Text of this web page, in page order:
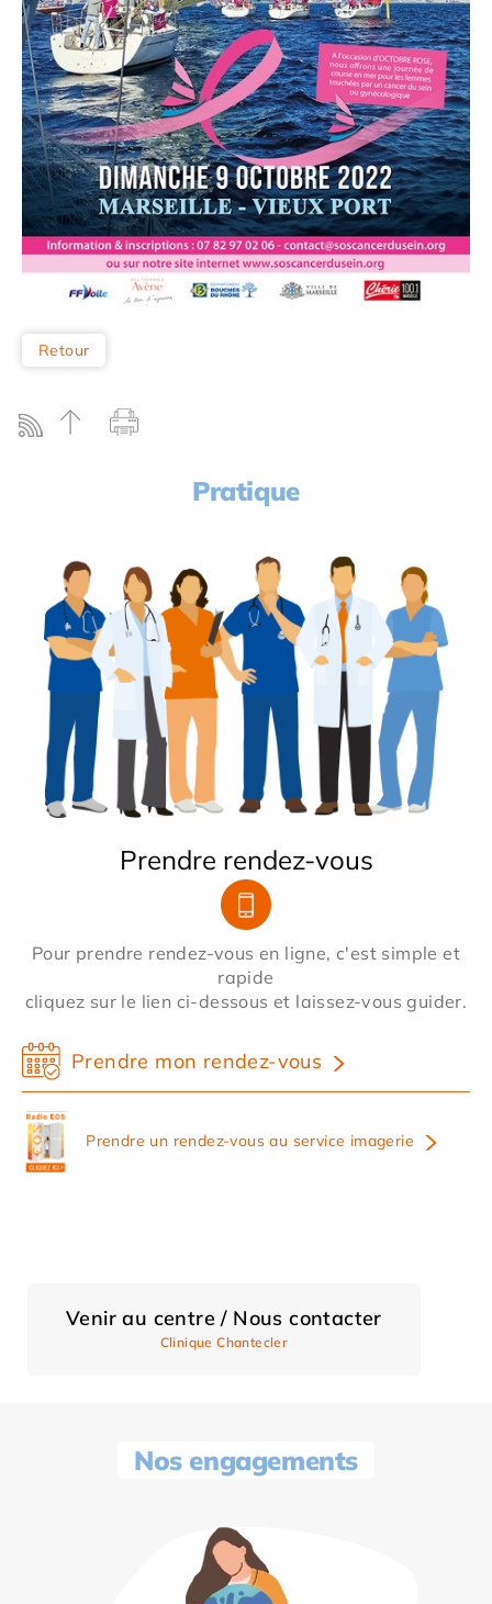
Retour
Pratique
Prendre rendez-vous
Pour prendre rendez-vous en ligne, c'est simple et
rapide
cliquez sur le lien ci-dessous et laissez-vous guider.
Prendre mon rendez-vous
Prendre un rendez-vous au service imagerie
Venir au centre / Nous contacter
Clinique Chantecler
Nos engagements